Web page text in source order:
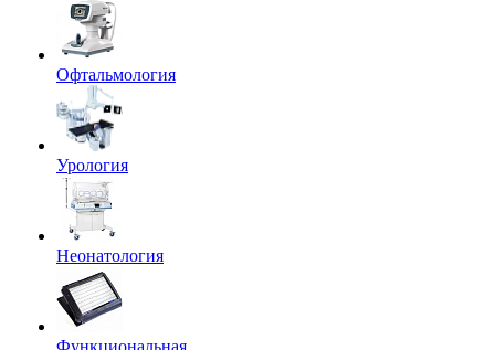
Офтальмология
Урология
Неонатология
Функциональная